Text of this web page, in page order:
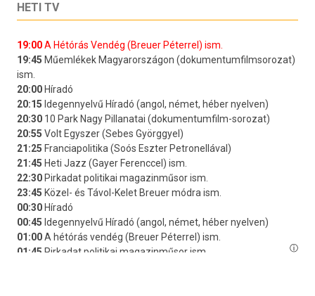
HETI TV